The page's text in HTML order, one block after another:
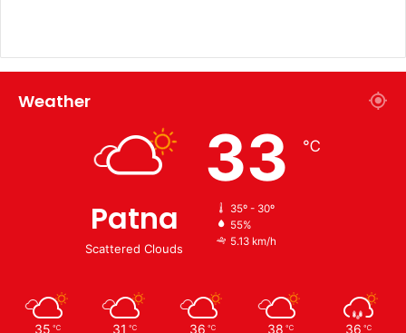
Weather
Patna
Scattered Clouds
33 ℃
35º - 30º
55%
5.13 km/h
35 ℃ 31 ℃ 36 ℃ 38 ℃ 36 ℃